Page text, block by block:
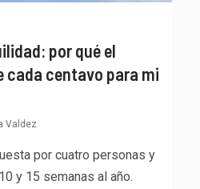
por qué el
cada centavo para mi
Valdez
por cuatro personas y
y 15 semanas al año.